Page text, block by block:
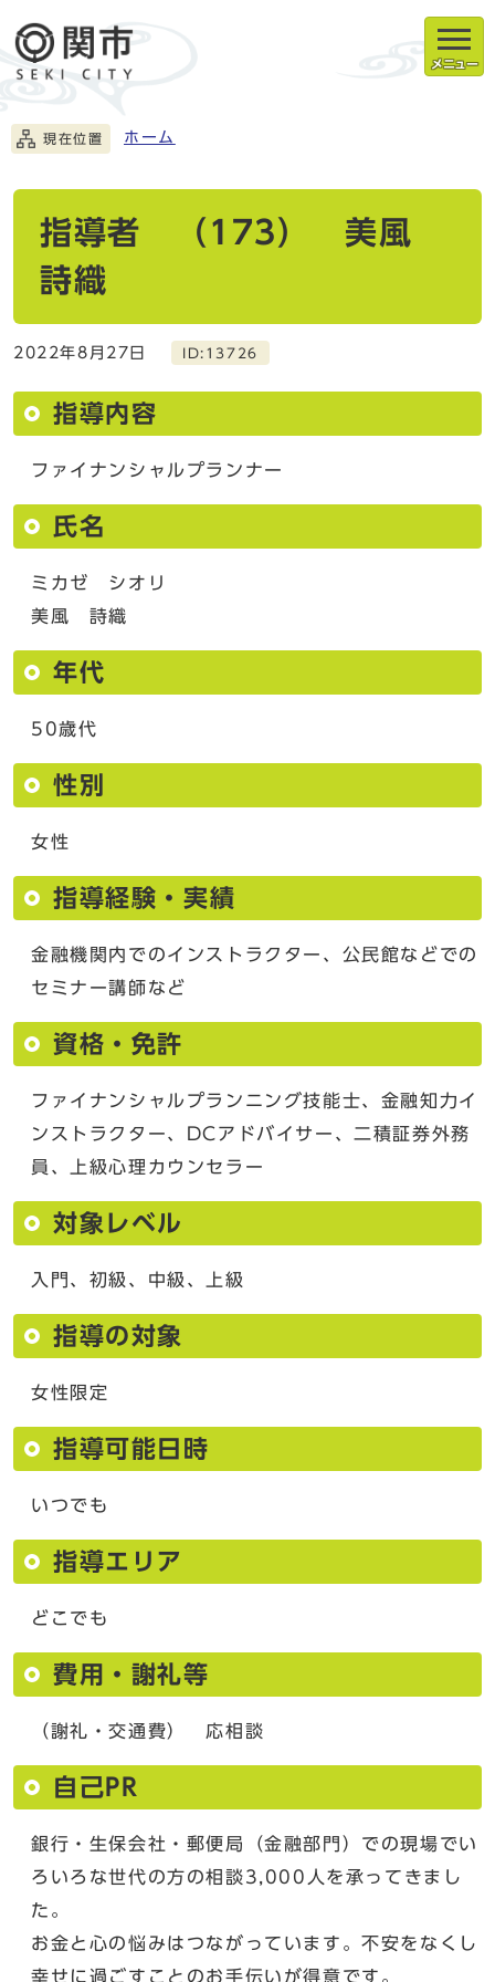
メニュー
現在位置 ホーム
指導者 （173） 美風
詩織
2022年8月27日 ID:13726
指導内容
ファイナンシャルプランナー
氏名
ミカゼ シオリ
美風 詩織
年代
50歳代
性別
女性
指導経験・実績
金融機関内でのインストラクター、公民館などでの
セミナー講師など
資格・免許
ファイナンシャルプランニング技能士、金融知力イ
ンストラクター、DCアドバイサー、二積証券外務
員、上級心理カウンセラー
対象レベル
入門、初級、中級、上級
指導の対象
女性限定
指導可能日時
いつでも
指導エリア
どこでも
費用・謝礼等
（謝礼・交通費） 応相談
自己PR
銀行・生保会社・郵便局（金融部門）での現場でい
ろいろな世代の方の相談3,000人を承ってきまし
た。
お金と心の悩みはつながっています。不安をなくし
幸せに過ごすことのお手伝いが得意です。